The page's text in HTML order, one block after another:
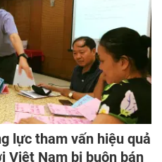
lực tham vấn hiệu quả
Việt Nam bị buôn bán